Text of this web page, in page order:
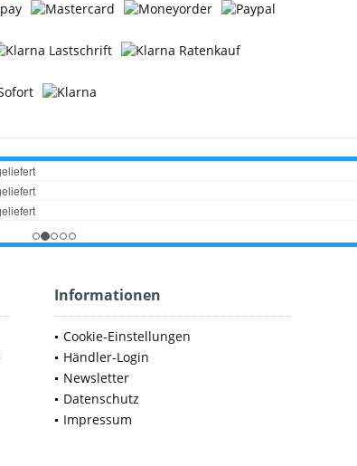
Informationen
Cookie-Einstellungen
Händler-Login
Newsletter
Datenschutz
Impressum